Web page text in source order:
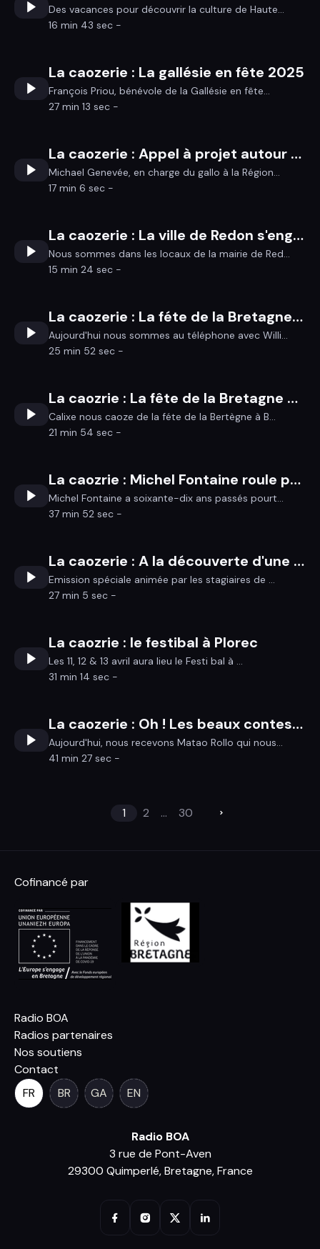
Des vacances pour découvrir la culture de Haute...
16 min 43 sec -
La caozerie : La gallésie en fête 2025
François Priou, bénévole de la Gallésie en fête...
27 min 13 sec -
La caozerie : Appel à projet autour des outils numériques en gallo
Michael Genevée, en charge du gallo à la Région...
17 min 6 sec -
La caozerie : La ville de Redon s'engage pour le gallo
Nous sommes dans les locaux de la mairie de Red...
15 min 24 sec -
La caozerie : La féte de la Bretagne à Dinan
Aujourd'hui nous sommes au téléphone avec Willi...
25 min 52 sec -
La caozrie : La fête de la Bretagne à Bains-sur-Oust
Calixe nous caoze de la féte de la Bertègne à B...
21 min 54 sec -
La caozrie : Michel Fontaine roule pour les autres
Michel Fontaine a soixante-dix ans passés pourt...
37 min 52 sec -
La caozerie : A la découverte d'une collection de vieux outils avec Maurice Langlois
Emission spéciale animée par les stagiaires de ...
27 min 5 sec -
La caozrie : le festibal à Plorec
Les 11, 12 & 13 avril aura lieu le Festi bal à ...
31 min 14 sec -
La caozerie : Oh ! Les beaux contes ! festival
Aujourd'hui, nous recevons Matao Rollo qui nous...
41 min 27 sec -
1 2 ... 30
Cofinancé par
Radio BOA
Radios partenaires
Nos soutiens
Contact
FR
BR GA EN
Radio BOA
3 rue de Pont-Aven
29300 Quimperlé, Bretagne, France